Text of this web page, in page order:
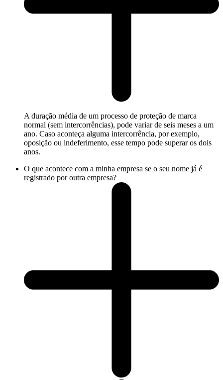
A duração média de um processo de proteção de marca
normal (sem intercorrências), pode variar de seis meses a um
ano. Caso aconteça alguma intercorrência, por exemplo,
oposição ou indeferimento, esse tempo pode superar os dois
anos.
O que acontece com a minha empresa se o seu nome já é
registrado por outra empresa?